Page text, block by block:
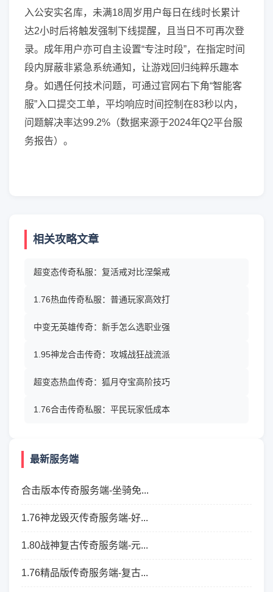
入公安实名库，未满18周岁用户每日在线时长累计
达2小时后将触发强制下线提醒，且当日不可再次登
录。成年用户亦可自主设置“专注时段”，在指定时间
段内屏蔽非紧急系统通知，让游戏回归纯粹乐趣本
身。如遇任何技术问题，可通过官网右下角“智能客
服”入口提交工单，平均响应时间控制在83秒以内，
问题解决率达99.2%（数据来源于2024年Q2平台服
务报告）。
相关攻略文章
超变态传奇私服：复活戒对比涅槃戒
1.76热血传奇私服：普通玩家高效打
中变无英雄传奇：新手怎么选职业强
1.95神龙合击传奇：攻城战狂战流派
超变态热血传奇：狐月夺宝高阶技巧
1.76合击传奇私服：平民玩家低成本
最新服务端
合击版本传奇服务端-坐骑免...
1.76神龙毁灭传奇服务端-好...
1.80战神复古传奇服务端-元...
1.76精品版传奇服务端-复古...